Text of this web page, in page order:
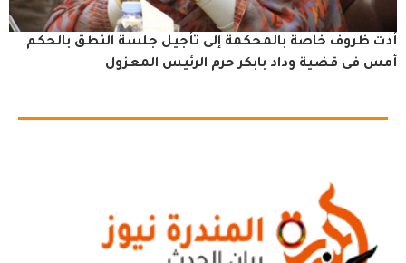
أدت ظروف خاصة بالمحكمة إلى تأجيل جلسة النطق بالحكم
أمس فى قضية وداد بابكر حرم الرئيس المعزول